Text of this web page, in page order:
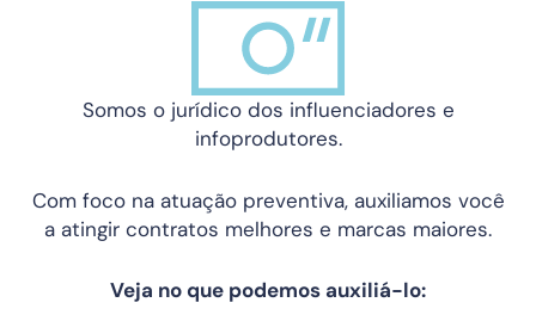
Somos o jurídico dos influenciadores e
infoprodutores.
Com foco na atuação preventiva, auxiliamos você
a atingir contratos melhores e marcas maiores.
Veja no que podemos auxiliá-lo: